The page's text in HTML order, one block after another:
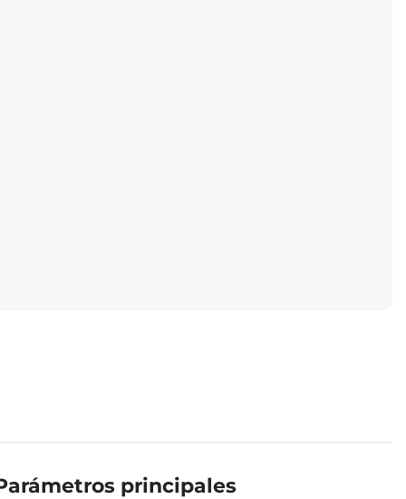
principales